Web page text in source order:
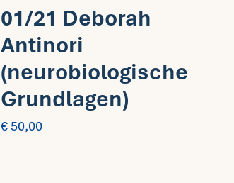
01/21 Deborah
Antinori
(neurobiologische
Grundlagen)
€ 50,00